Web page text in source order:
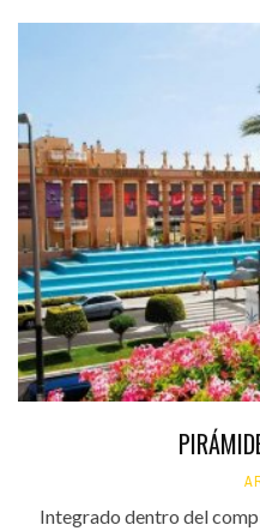
Integrado dentro del